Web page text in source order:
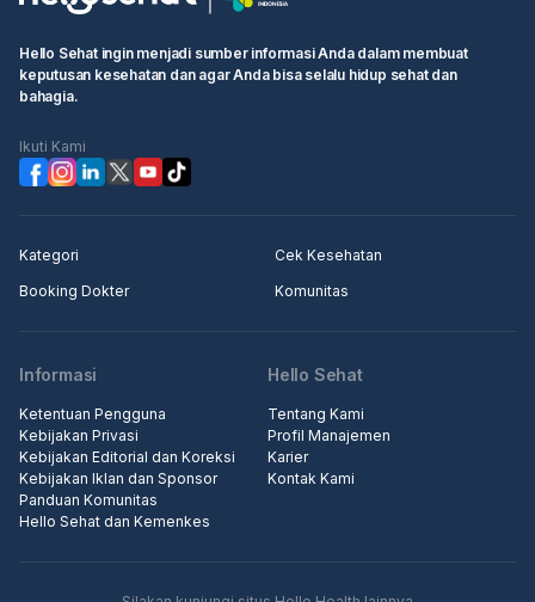
Hello Sehat ingin menjadi sumber informasi Anda dalam membuat
keputusan kesehatan dan agar Anda bisa selalu hidup sehat dan
bahagia.
Ikuti Kami
Kategori
Cek Kesehatan
Booking Dokter
Komunitas
Informasi
Ketentuan Pengguna
Kebijakan Privasi
Kebijakan Editorial dan Koreksi
Kebijakan Iklan dan Sponsor
Panduan Komunitas
Hello Sehat dan Kemenkes
Hello Sehat
Tentang Kami
Profil Manajemen
Karier
Kontak Kami